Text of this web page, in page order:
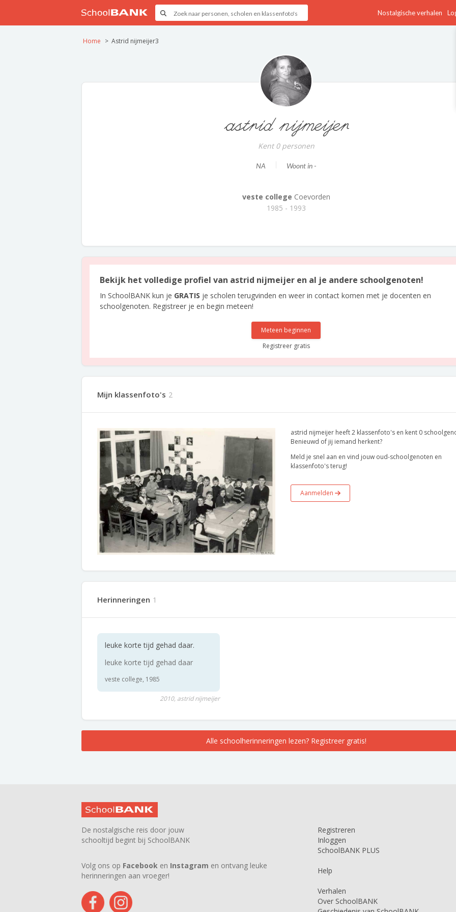
Nostalgische verhalen
Home Astrid nijmeijer3
astrid nijmeijer
Kent 0 personen
NA Woont in -
veste college Coevorden
1985 - 1993
Bekijk het volledige profiel van astrid nijmeijer en al je andere schoolgenoten!
In SchoolBANK kun je GRATIS je scholen terugvinden en weer in contact komen met je docenten en
schoolgenoten. Registreer je en begin meteen!
Meteen beginnen
Registreer gratis
Mijn klassenfoto's 2
astrid nijmeijer heeft 2 klassenfoto's en kent 0
Benieuwd of jij iemand herkent?
Meld je snel aan en vind jouw oud-schoolgenoten en
klassenfoto's terug!
Aanmelden
Herinneringen 1
leuke korte tijd gehad daar.
leuke korte tijd gehad daar
veste college, 1985
2010, astrid nijmeijer
Alle schoolherinneringen lezen? Registreer gratis!
De nostalgische reis door jouw
schooltijd begint bij SchoolBANK
Volg ons op Facebook en Instagram en ontvang leuke
herinneringen aan vroeger!
Registreren
Inloggen
SchoolBANK PLUS
Help
Verhalen
Over SchoolBANK